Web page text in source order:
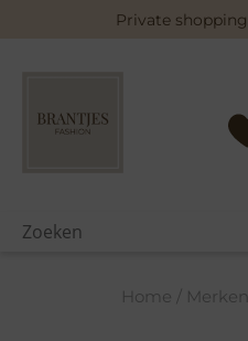
Private shopping
Home / Merken